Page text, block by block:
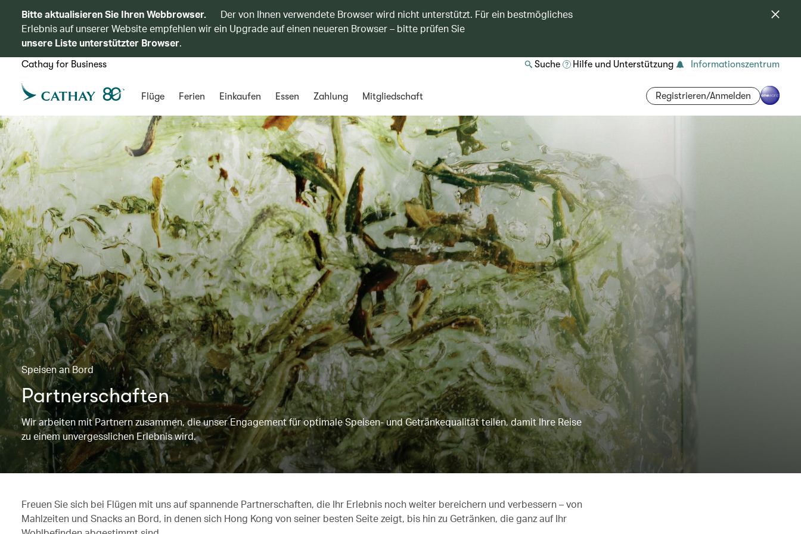
Bitte aktualisieren Sie Ihren Webbrowser.
Der von Ihnen verwendete Browser wird nicht unterstützt. Für ein bestmögliches
Erlebnis auf unserer Website empfehlen wir ein Upgrade auf einen neueren Browser – bitte prüfen Sie
unsere Liste unterstützter Browser.
Cathay for Business Suche Hilfe und Unterstützung Informationszentrum
Flüge Ferien Einkaufen Essen Zahlung Mitgliedschaft Registrieren/Anmelden
Speisen an Bord
Partnerschaften
Wir arbeiten mit Partnern zusammen, die unser Engagement für optimale Speisen- und Getränkequalität teilen, damit Ihre Reise
zu einem unvergesslichen Erlebnis wird.
Freuen Sie sich bei Flügen mit uns auf spannende Partnerschaften, die Ihr Erlebnis noch weiter bereichern und verbessern – von
Mahlzeiten und Snacks an Bord, in denen sich Hong Kong von seiner besten Seite zeigt, bis hin zu Getränken, die ganz auf Ihr